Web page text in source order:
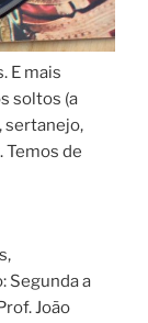
E mais
soltos (a
sertanejo,
Temos de
Segunda a
João